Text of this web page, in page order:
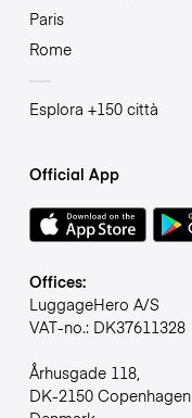
Paris
Rome
Esplora +150 città
Official App
Offices:
LuggageHero A/S
VAT-no.: DK37611328
Århusgade 118,
DK-2150 Copenhagen